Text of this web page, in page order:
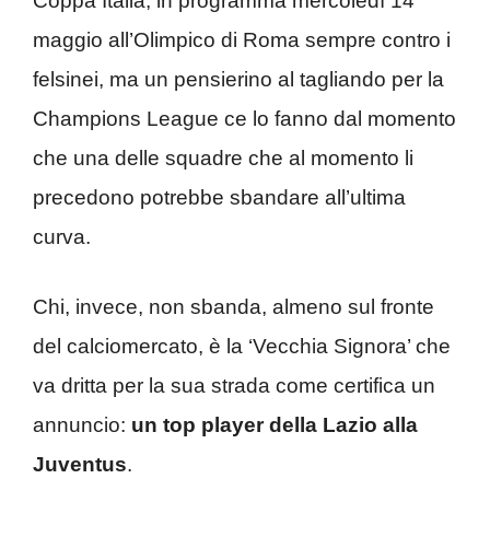
maggio all’Olimpico di Roma sempre contro i
felsinei, ma un pensierino al tagliando per la
Champions League ce lo fanno dal momento
che una delle squadre che al momento li
precedono potrebbe sbandare all’ultima
curva.
Chi, invece, non sbanda, almeno sul fronte
del calciomercato, è la ‘Vecchia Signora’ che
va dritta per la sua strada come certifica un
annuncio: un top player della Lazio alla
Juventus.